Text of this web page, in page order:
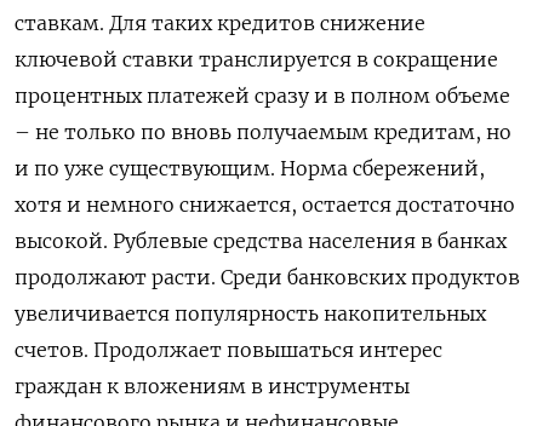
ставкам. Для таких кредитов снижение
ключевой ставки ‌транслируется в сокращение
процентных платежей сразу и в полном объеме
– не только по вновь получаемым кредитам, но
и по уже существующим. Норма сбережений,
хотя и немного снижается, остается достаточно
высокой. Рублевые средства населения в банках
продолжают расти. Среди банковских продуктов
увеличивается популярность накопительных
счетов. Продолжает повышаться интерес
граждан к вложениям в инструменты